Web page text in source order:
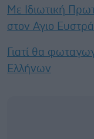
Με Ιδιωτική
στον Αγιο
Γιατί θα
Ελλήνων